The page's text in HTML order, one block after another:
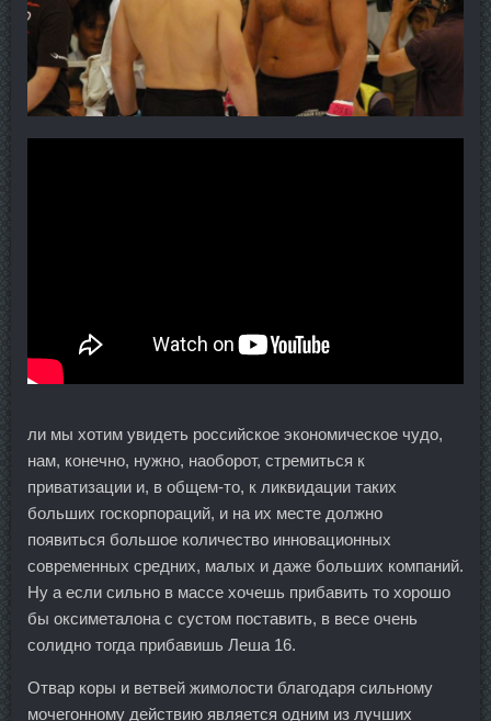
ли мы хотим увидеть российское экономическое чудо,
нам, конечно, нужно, наоборот, стремиться к
приватизации и, в общем-то, к ликвидации таких
больших госкорпораций, и на их месте должно
появиться большое количество инновационных
современных средних, малых и даже больших компаний.
Ну а если сильно в массе хочешь прибавить то хорошо
бы оксиметалона с сустом поставить, в весе очень
солидно тогда прибавишь Леша 16.
Отвар коры и ветвей жимолости благодаря сильному
мочегонному действию является одним из лучших